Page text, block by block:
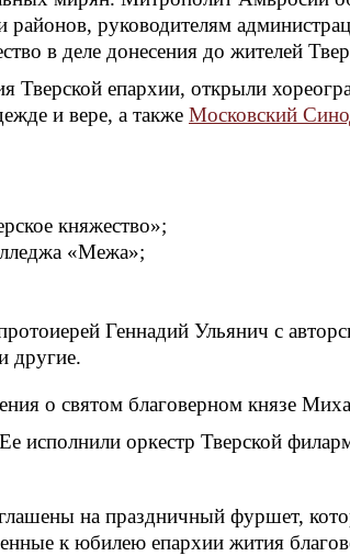
руководителям
в деле донесения до жителей
епархии, открыли
и вере, а также Московский
княжество»;
«Межа»;
Геннадий Ульянич с
другие.
о святом благоверном князе
исполнили оркестр Тверской
на праздничный фуршет,
к юбилею епархии жития